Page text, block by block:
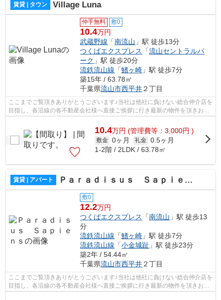
賃貸 | タウン Village Luna
仲手無料 敷0
10.4万円
武蔵野線 「南流山 」駅 徒歩13分
つくばエクスプレス
「流山セントラルパ
ーク 」駅 徒歩20分
流鉄流山線 「鰭ヶ崎 」駅 徒歩7分
築15年 / 63.78㎡
千葉県流山市西平井２丁目
ここまでご覧頂きありがとうございます♪当社は他社に負けない総合仲介店を
目指し、各沿線の各不動産会社様へ直接ご挨拶に行き最新の物件を頂きお客
様へ提供しております！最新の情報は...
10.4万円 (管理費等：3,000円 )
敷金 0ヶ月 礼金 0.5ヶ月
1-2階 / 2LDK / 63.78㎡
賃貸 | アパート Ｐａｒａｄｉｓｕｓ Ｓａｐｉｅｎｓ
敷0
12.2万円
つくばエクスプレス
「南流山 」駅 徒歩13
分
流鉄流山線 「鰭ヶ崎 」駅 徒歩7分
流鉄流山線 「小金城趾 」駅 徒歩23分
築2年 / 54.44㎡
千葉県流山市西平井２丁目
ここまでご覧頂きありがとうございます♪当社は他社に負けない総合仲介店を
目指し、各沿線の各不動産会社様へ直接ご挨拶に行き最新の物件を頂きお客
様へ提供しております！最新の情報は...